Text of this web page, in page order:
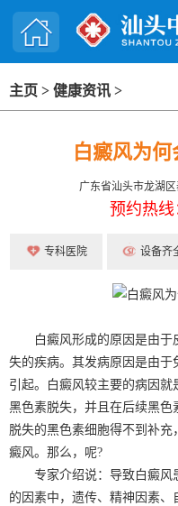
主页 > 健康资讯 >
白癜风为
广东省汕头市龙湖
预约热线
专科医院 设备齐
白癜风形成的原因是由于
失的疾病。其发病原因是由
引起。白癜风较主要的病因
黑色素脱失，并且在后续黑
脱失的黑色素细胞得不到补
癜风。那么，呢?
专家介绍说：导致白癜风
的因素中，遗传、精神因素